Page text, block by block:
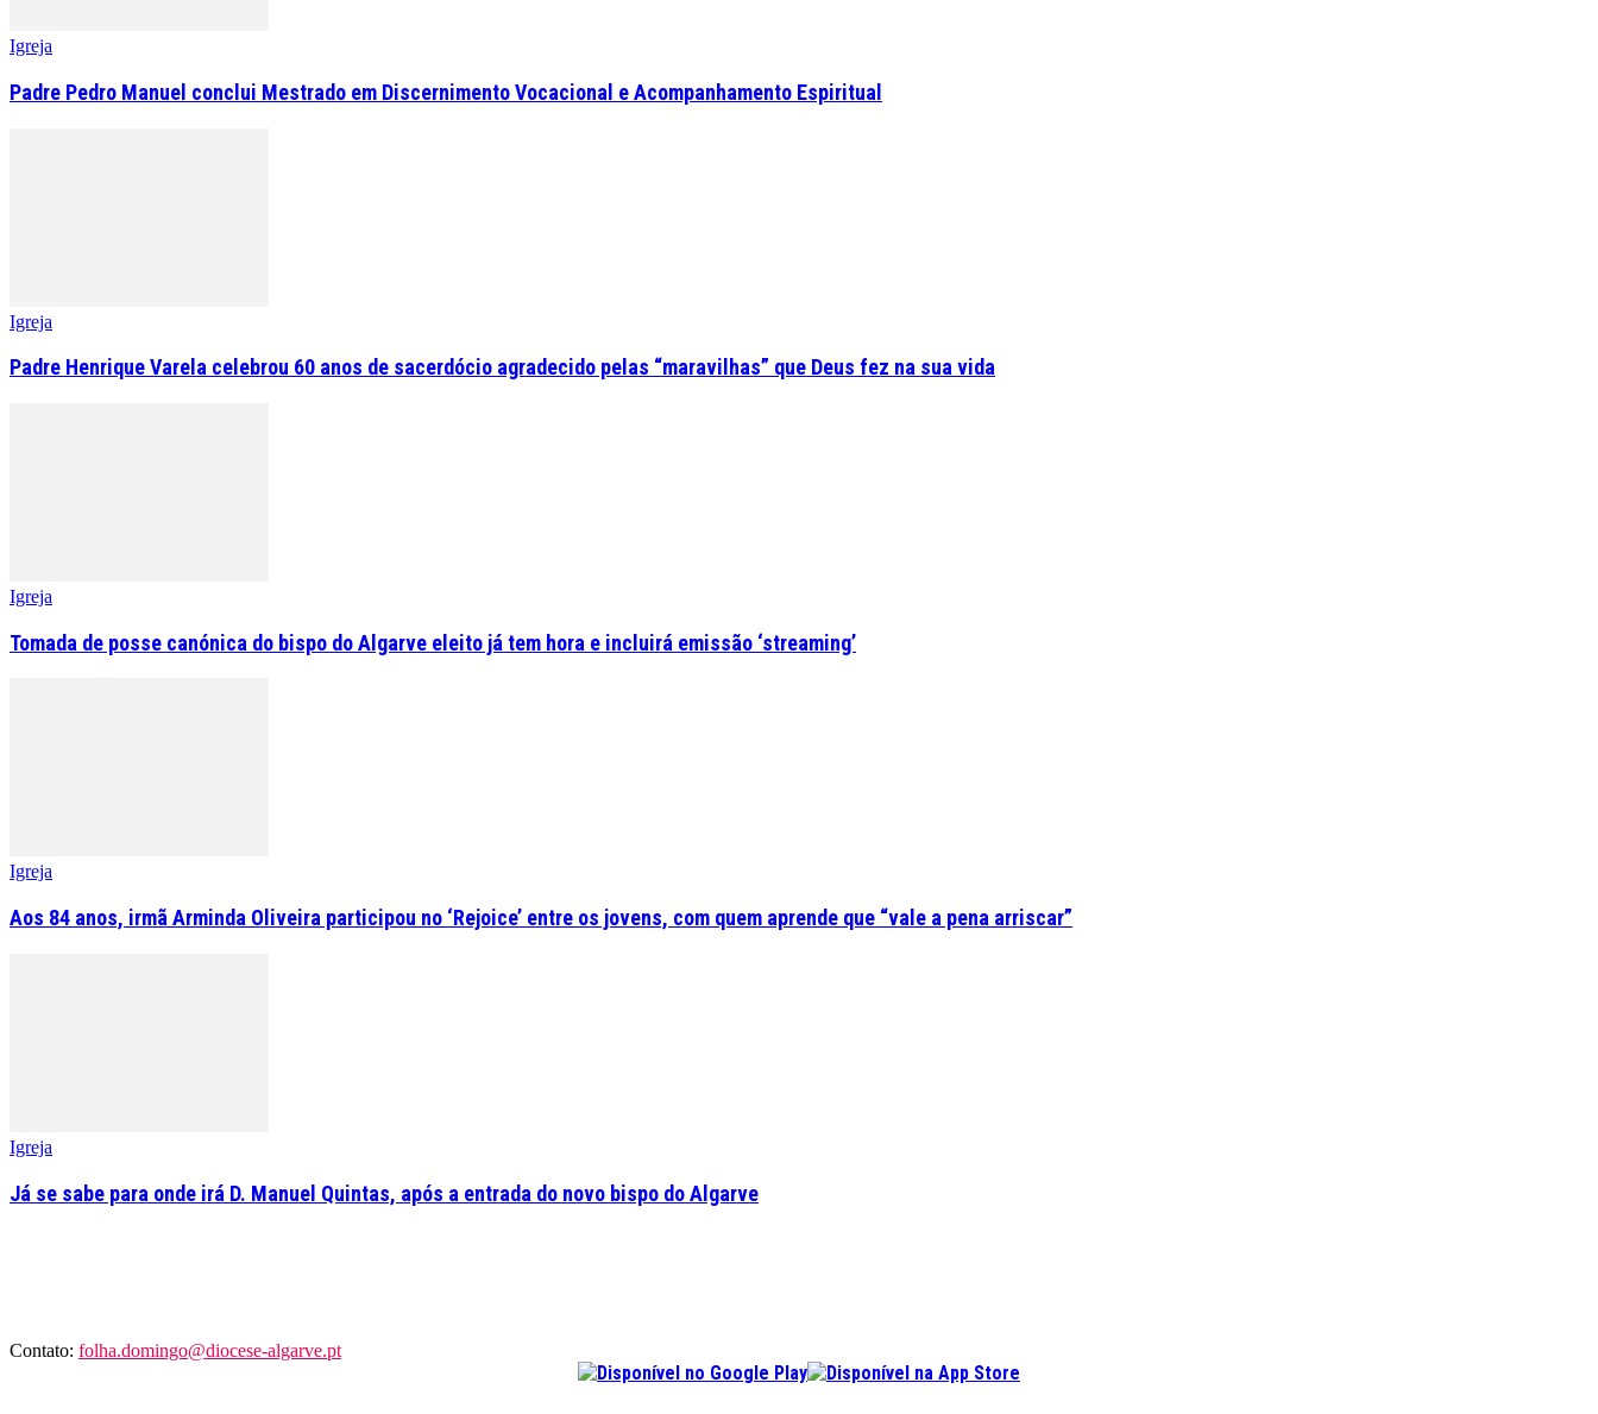
Igreja
Padre Pedro Manuel conclui Mestrado em Discernimento Vocacional e Acompanhamento Espiritual
Igreja
Padre Henrique Varela celebrou 60 anos de sacerdócio agradecido pelas “maravilhas” que Deus fez na sua vida
Igreja
Tomada de posse canónica do bispo do Algarve eleito já tem hora e incluirá emissão ‘streaming’
Igreja
Aos 84 anos, irmã Arminda Oliveira participou no ‘Rejoice’ entre os jovens, com quem aprende que “vale a pena arriscar”
Igreja
Já se sabe para onde irá D. Manuel Quintas, após a entrada do novo bispo do Algarve
Contato: folha.domingo@diocese-algarve.pt